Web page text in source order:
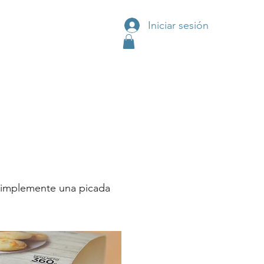
Iniciar sesión
una picada